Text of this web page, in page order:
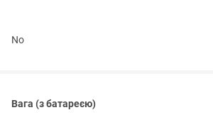
No
Вага (з батареєю)